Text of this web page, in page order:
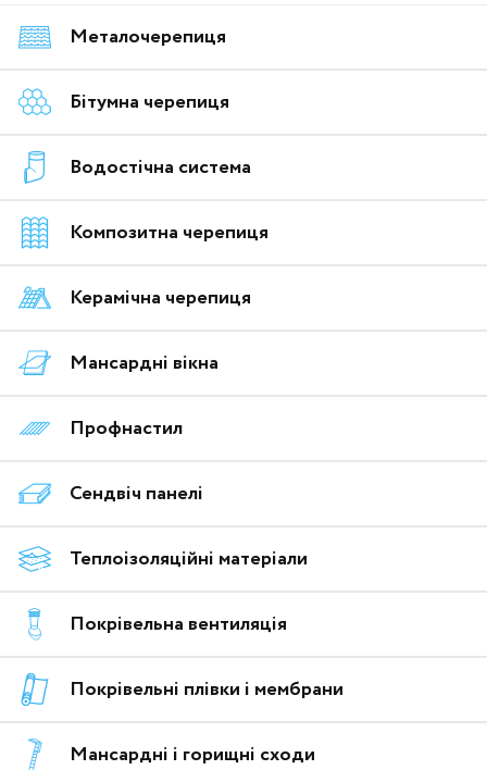
Металочерепиця
Бітумна черепиця
Водостічна система
Композитна черепиця
Керамічна черепиця
Мансардні вікна
Профнастил
Сендвіч панелі
Теплоізоляційні матеріали
Покрівельна вентиляція
Покрівельні плівки і мембрани
Мансардні і горищні сходи